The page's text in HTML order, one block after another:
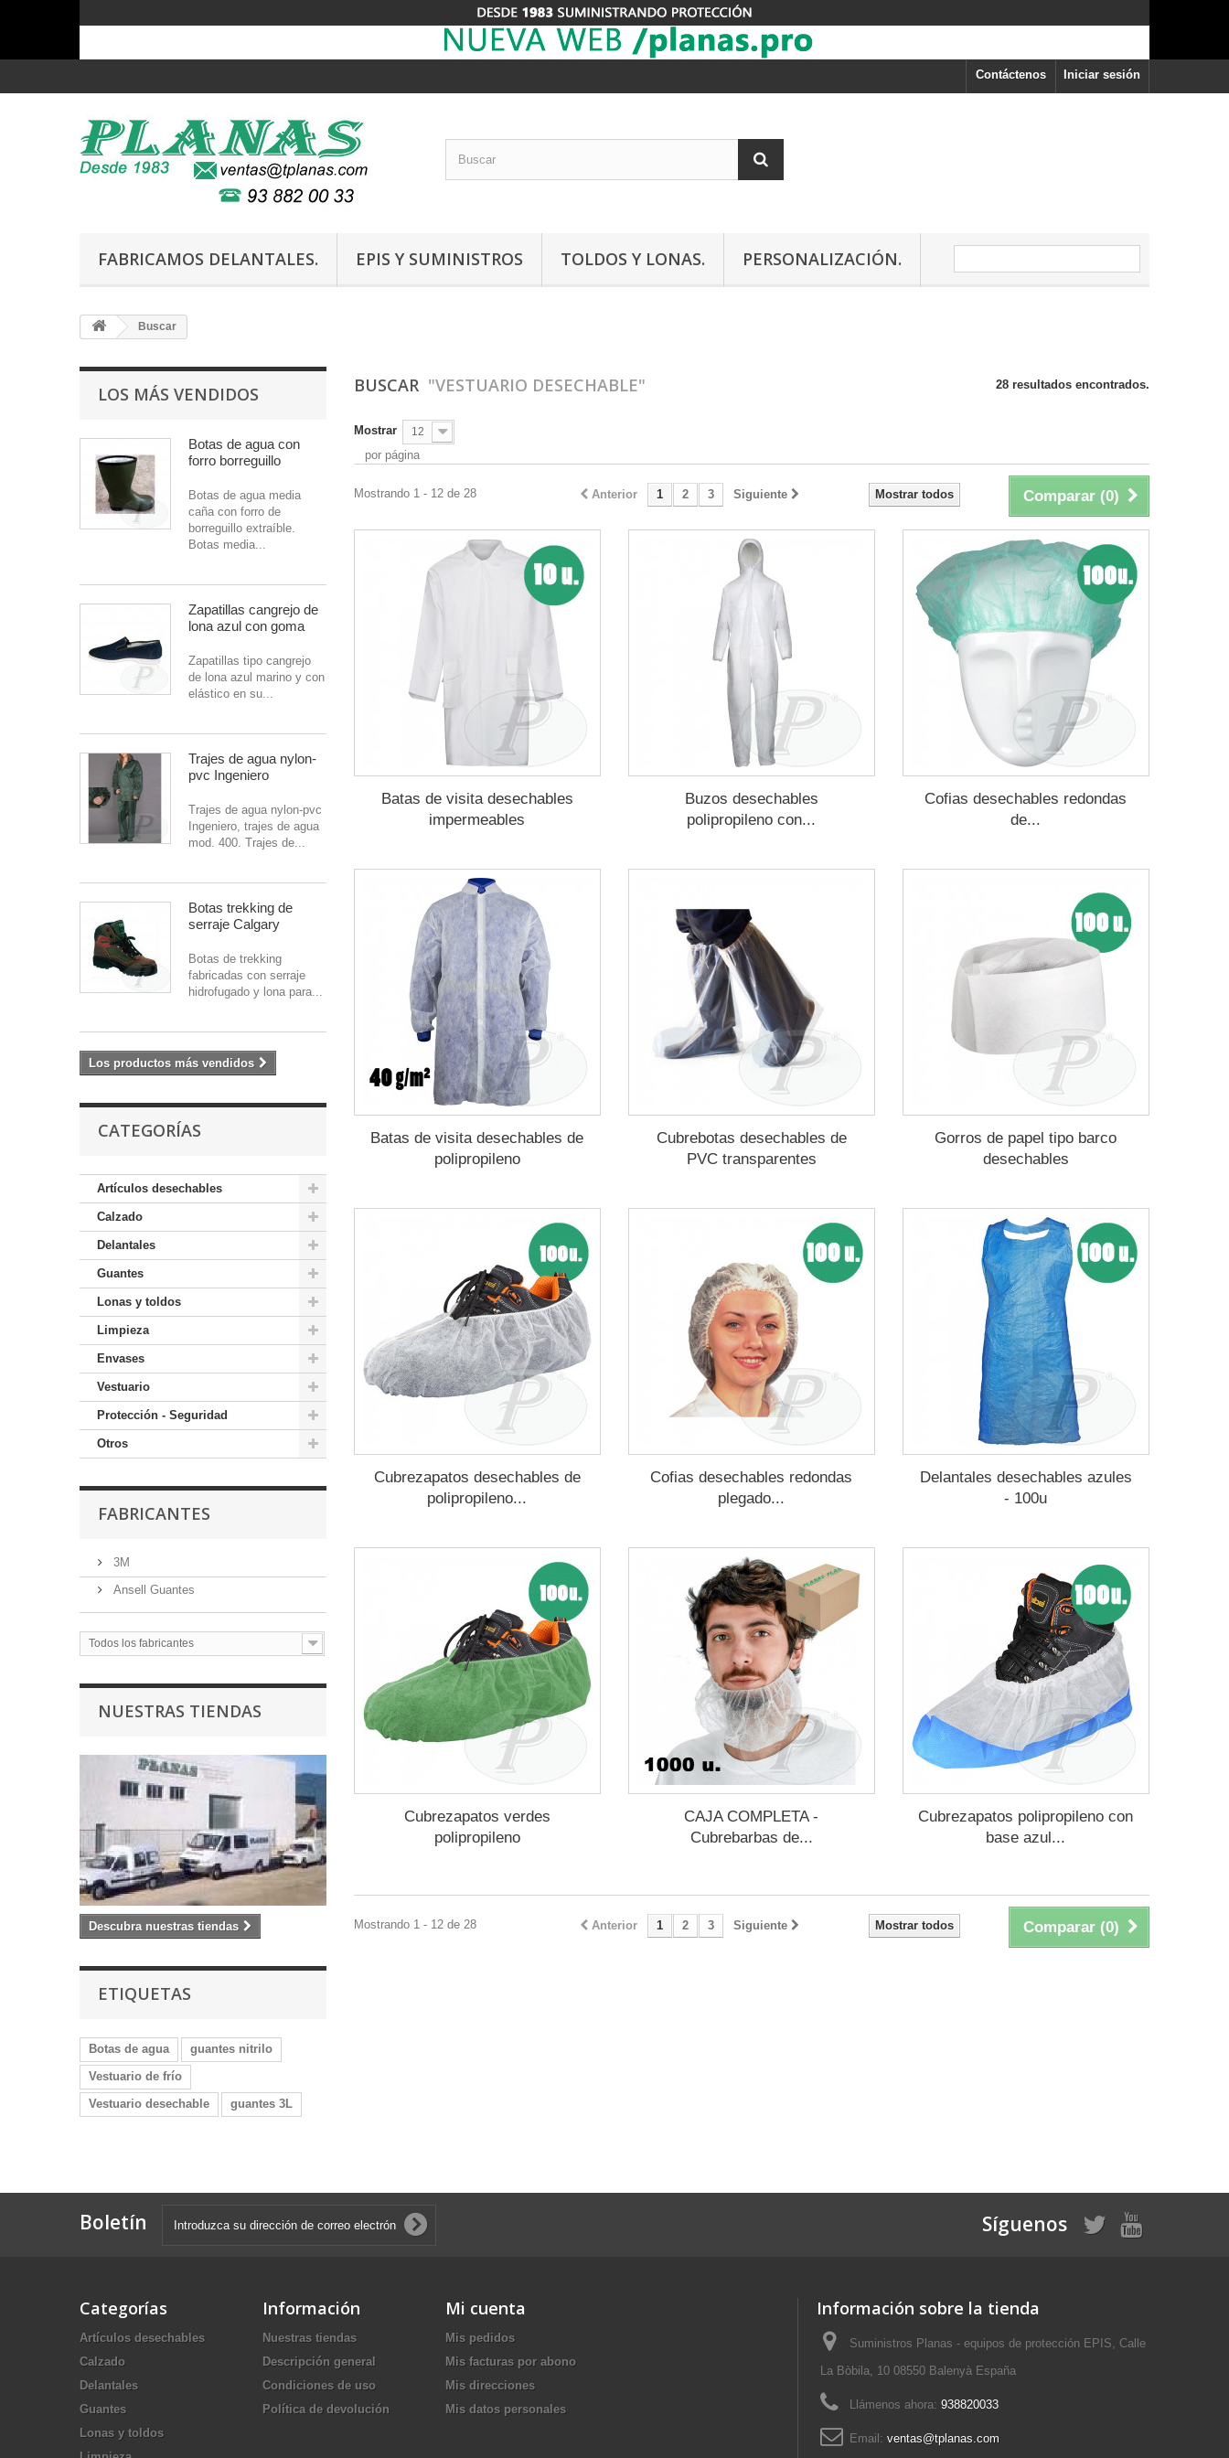
Iniciar sesión
Contáctenos
FABRICAMOS DELANTALES. EPIS Y SUMINISTROS TOLDOS Y LONAS. PERSONALIZACIÓN.
Buscar
LOS MÁS VENDIDOS
Botas de agua con
forro borreguillo
Botas de agua media
caña con forro de
borreguillo extraíble.
Botas media...
Zapatillas cangrejo de
lona azul con goma
Zapatillas tipo cangrejo
de lona azul marino y con
elástico en su...
Trajes de agua nylon-
pvc Ingeniero
Trajes de agua nylon-pvc
Ingeniero, trajes de agua
mod. 400. Trajes de...
Botas trekking de
serraje Calgary
Botas de trekking
fabricadas con serraje
hidrofugado y lona para...
Los productos más vendidos
CATEGORÍAS
Artículos desechables
Calzado
Delantales
Guantes
Lonas y toldos
Limpieza
Envases
Vestuario
Protección - Seguridad
Otros
FABRICANTES
3M
Ansell Guantes
Todos los fabricantes
NUESTRAS TIENDAS
Descubra nuestras tiendas
ETIQUETAS
Botas de agua
guantes nitrilo
Vestuario de frío
Vestuario desechable
guantes 3L
BUSCAR "VESTUARIO DESECHABLE" 28 resultados encontrados.
Mostrar 12
por página
Comparar (0)
Mostrar todos
Anterior 1 2 3 Siguiente
Mostrando 1 - 12 de 28
Batas de visita desechables
impermeables
Buzos desechables
polipropileno con...
Cofias desechables redondas
de...
Batas de visita desechables de
polipropileno
Cubrebotas desechables de
PVC transparentes
Gorros de papel tipo barco
desechables
Cubrezapatos desechables de
polipropileno...
Cofias desechables redondas
plegado...
Delantales desechables azules
- 100u
Cubrezapatos verdes
polipropileno
CAJA COMPLETA -
Cubrebarbas de...
Cubrezapatos polipropileno con
base azul...
Comparar (0)
Mostrar todos
Anterior 1 2 3 Siguiente
Mostrando 1 - 12 de 28
Boletín Síguenos
Categorías
Artículos desechables
Calzado
Delantales
Guantes
Lonas y toldos
Información
Nuestras tiendas
Descripción general
Condiciones de uso
Política de devolución
Mi cuenta
Mis pedidos
Mis facturas por abono
Mis direcciones
Mis datos personales
Información sobre la tienda
Suministros Planas - equipos de protección EPIS, Calle
La Bòbila, 10 08550 Balenyà España
Llámenos ahora: 938820033
Email: ventas@tplanas.com